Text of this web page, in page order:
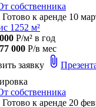
собственника
Готово к аренде 10
1252 м²
Р/м² в год
000 Р/в мес
заявку attach_file
собственника
Готово к аренде 20